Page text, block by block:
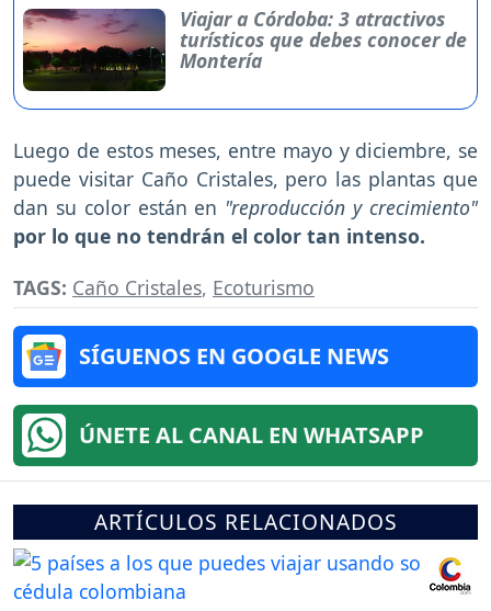
Viajar a Córdoba: 3 atractivos
turísticos que debes conocer de
Montería
Luego de estos meses, entre mayo y diciembre, se
puede visitar Caño Cristales, pero las plantas que
dan su color están en "reproducción y crecimiento"
por lo que no tendrán el color tan intenso.
TAGS: Caño Cristales, Ecoturismo
SÍGUENOS EN GOOGLE NEWS
ÚNETE AL CANAL EN WHATSAPP
ARTÍCULOS RELACIONADOS